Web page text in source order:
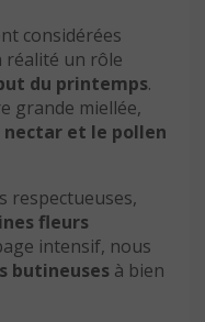
considérées
réalité un rôle
du printemps.
grande miellée,
nectar et le pollen
respectueuses,
fleurs
intensif, nous
butineuses à bien